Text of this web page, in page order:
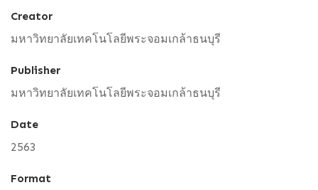
Creator
มหาวิทยาลัยเทคโนโลยีพระจอมเกล้าธนบุรี
Publisher
มหาวิทยาลัยเทคโนโลยีพระจอมเกล้าธนบุรี
Date
2563
Format